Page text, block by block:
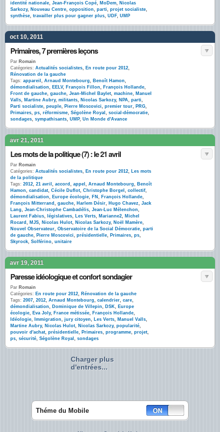
identité nationale, Jean-François Copé, MoDem, Nicolas
Sarkozy, Nouveau Centre, opposition, parti, projet socialiste,
synthèse, travailler plus pour gagner plus, UDF, UMP
oct 10, 2011
Primaires, 7 premières leçons
Par Romain
Catégories: Actualités socialistes, En route pour 2012,
Rénovation de la gauche
Tags: appareil , Arnaud Montebourg, Benoît Hamon,
démondialisation, EELV, François Fillon, François Hollande,
Front de gauche, gauche, Jean-Michel Baylet, machine, Manuel
Valls, Martine Aubry, militants, Nicolas Sarkozy, NPA, parti,
Parti socialiste, peuple, Pierre Moscovici, premier tour, PRG,
Primaires, ps, réformisme, Ségolène Royal , social-démocratie,
sondages, sympathisants, UMP, Un Monde d'Avance
avr 21, 2011
Les mots de la politique (7) : le 21 avril
Par Romain
Catégories: Actualités socialistes, En route pour 2012, Les mots
de la politique
Tags: 2012, 21 avril , accord , appel , Arnaud Montebourg, Benoît
Hamon, candidat, Cécile Duflot, Christophe Borgel , collectif,
démondialisation, Europe écologie, FN , François Hollande,
François Mitterrand , gauche, Harlem Désir, Hugo Chavez, Jack
Lang, Jean-Christophe Cambadélis, Jean-Luc Mélenchon,
Laurent Fabius, législatives, Les Verts, Marianne2, Michel
Rocard , MJS, Nicolas Hulot, Nicolas Sarkozy, Noël Mamère,
Nouvel Observateur, Observatoire de la Social Démocratie, parti
de gauche, Pierre Moscovici, présidentielle, Primaires, ps,
Skyrock, Solférino, unitaire
avr 19, 2011
Paresse idéologique et confort sondagier
Par Romain
Catégories: En route pour 2012, Rénovation de la gauche
Tags: 2007, 2012, Arnaud Montebourg, calendrier, care,
démondialisation, Dominique de Villepin, DSK, Europe
écologie, Eva Joly, France métissée, François Hollande,
Idéologie, Immigration, jury citoyen, Les Verts, Manuel Valls,
Martine Aubry, Nicolas Hulot, Nicolas Sarkozy, popularité,
pouvoir d'achat, présidentielle, Primaires, programme, projet,
ps, sécurité, Ségolène Royal , sondages
Charger plus
d'entrées...
Théme du Mobile